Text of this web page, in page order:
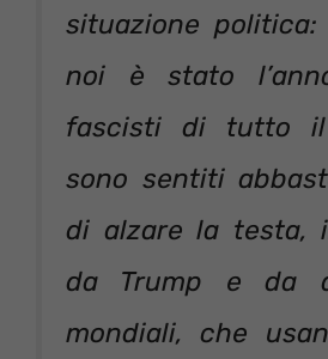
situazione
noi è stato
fascisti di tutto
sono sentiti
di alzare la testa,
da Trump e da
mondiali, che